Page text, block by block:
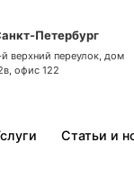
Петербург
й верхний переулок, дом
офис 122
Статьи и